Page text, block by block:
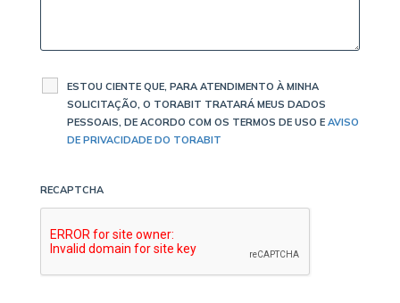
ESTOU CIENTE QUE, PARA ATENDIMENTO À MINHA
SOLICITAÇÃO, O TORABIT TRATARÁ MEUS DADOS
PESSOAIS, DE ACORDO COM OS TERMOS DE USO E AVISO
DE PRIVACIDADE DO TORABIT
RECAPTCHA